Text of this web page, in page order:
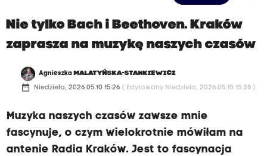
Nie tylko Bach i Beethoven. Kraków
zaprasza na muzykę naszych czasów
Agnieszka MALATYŃSKA-STANKIEWICZ
date_range Niedziela, 2026.05.10 15:26 ( Edytowany Niedziela, 2026.05.10 15:38 )
Muzyka naszych czasów zawsze mnie
fascynuje, o czym wielokrotnie mówiłam na
antenie Radia Kraków. Jest to fascynacja